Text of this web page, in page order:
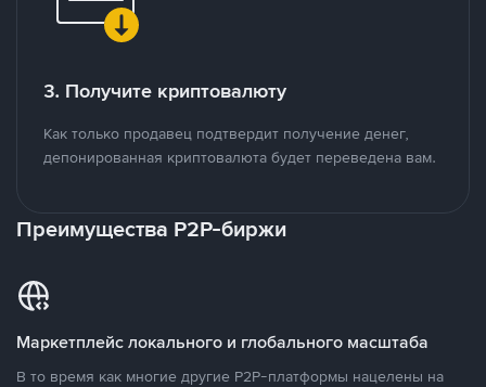
3. Получите криптовалюту
Как только продавец подтвердит получение денег,
депонированная криптовалюта будет переведена вам.
Преимущества P2P-биржи
Маркетплейс локального и глобального масштаба
В то время как многие другие P2P-платформы нацелены на